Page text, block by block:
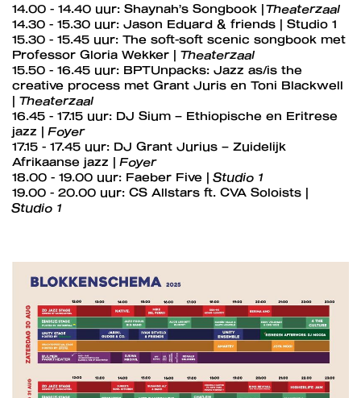
14.00 - 14.40 uur: Shaynah’s Songbook |Theaterzaal
14.30 - 15.30 uur: Jason Eduard & friends | Studio 1
15.30 - 15.45 uur: The soft-soft scenic songbook met
Professor Gloria Wekker | Theaterzaal
15.50 - 16.45 uur: BPTUnpacks: Jazz as/is the
creative process met Grant Juris en Toni Blackwell
| Theaterzaal
16.45 - 17.15 uur: DJ Sium – Ethiopische en Eritrese
jazz |Foyer
17.15 - 17.45 uur: DJ Grant Jurius – Zuidelijk
Afrikaanse jazz |Foyer
18.00 - 19.00 uur: Faeber Five |Studio 1
19.00 - 20.00 uur: CS Allstars ft. CVA Soloists |
Studio 1